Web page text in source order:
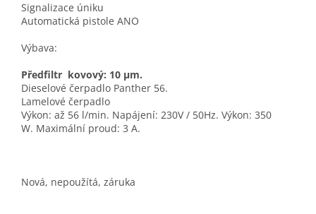
Signalizace úniku
Automatická pistole ANO
Výbava:
Předfiltr kovový: 10 μm.
Dieselové čerpadlo Panther 56.
Lamelové čerpadlo
Výkon: až 56 l/min. Napájení: 230V / 50Hz. Výkon: 350
W. Maximální proud: 3 A.
Nová, nepoužítá, záruka